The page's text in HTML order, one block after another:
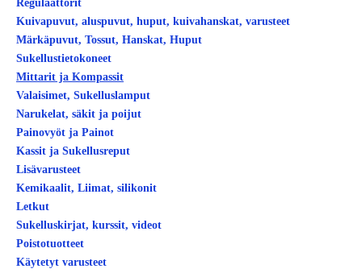
Regulaattorit
Kuivapuvut, aluspuvut, huput, kuivahanskat, varusteet
Märkäpuvut, Tossut, Hanskat, Huput
Sukellustietokoneet
Mittarit ja Kompassit
Valaisimet, Sukelluslamput
Narukelat, säkit ja poijut
Painovyöt ja Painot
Kassit ja Sukellusreput
Lisävarusteet
Kemikaalit, Liimat, silikonit
Letkut
Sukelluskirjat, kurssit, videot
Poistotuotteet
Käytetyt varusteet